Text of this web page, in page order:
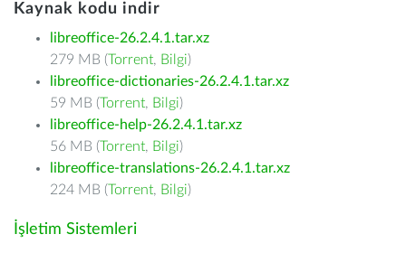
Kaynak kodu indir
libreoffice-26.2.4.1.tar.xz
279 MB (Torrent, Bilgi)
libreoffice-dictionaries-26.2.4.1.tar.xz
59 MB (Torrent, Bilgi)
libreoffice-help-26.2.4.1.tar.xz
56 MB (Torrent, Bilgi)
libreoffice-translations-26.2.4.1.tar.xz
224 MB (Torrent, Bilgi)
İşletim Sistemleri